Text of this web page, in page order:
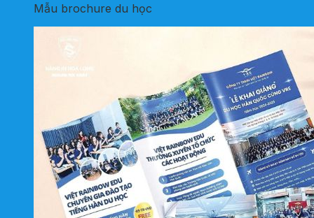
Mẫu brochure du học